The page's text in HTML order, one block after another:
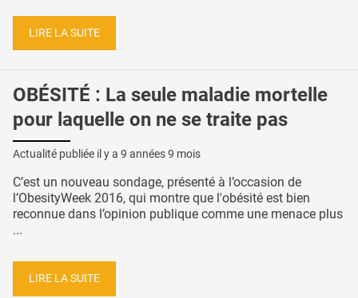
LIRE LA SUITE
OBÉSITÉ : La seule maladie mortelle
pour laquelle on ne se traite pas
Actualité publiée il y a 9 années 9 mois
C’est un nouveau sondage, présenté à l’occasion de
l’ObesityWeek 2016, qui montre que l'obésité est bien
reconnue dans l’opinion publique comme une menace plus
...
LIRE LA SUITE